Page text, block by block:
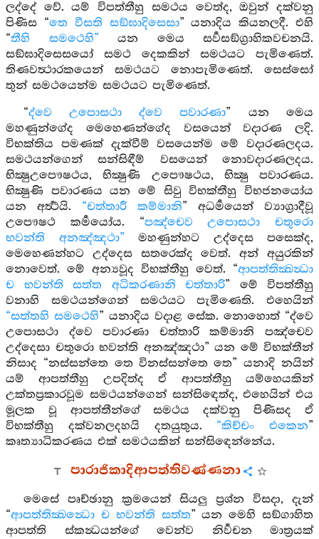
ලද්දේ වේ. යම් විපත්තීහු සමථය වෙත්ද, ඔවුන් දක්වනු
පිණිස “තෙ වීසති සඞ්ඝාදිසෙසා” යනාදිය කියනලදී. එහි
“තීහි සමථෙහි” යන මෙය සර්‍වසඞ්ග්‍රාහිකවචනයි.
සඞ්ඝාදිසෙසයෝ සමථ දෙකකින් සමථයට පැමිණෙත්.
තිණවත්‍ථාරකයෙන් සමථයට නොපැමිණෙත්. සෙස්සෝ
තුන් සමථයෙන්ම සමථයට පැමිණෙත්.
“ද්වෙ උපොසථා ද්වෙ පවාරණා” යන මෙය
මහණුන්ගේද මෙහෙණන්ගේද වසයෙන් වදාරණ ලදි.
විභක්තිය පමණක් දැක්වීම් වසයෙන්ම මේ වදාරණලදය.
සමථයන්ගෙන් සන්සිඳීම් වසයෙන් නොවදාරණලදය.
භික්‍ෂුඋපෞෂථය, භික්‍ෂුණි උපෞෂථය, භික්‍ෂු පවාරණය.
භික්‍ෂුණි පවාරණය යන මේ සිවු විභක්තීහු විභජනයෝය
යන අර්‍ත්‍ථයි. “චත්තාරී කම්මානි” අධර්‍මයෙන් ව්‍යාග්‍රාදීවූ
උපෞෂථ කර්‍මයෝය. “පඤ්චෙව උපොසථා චතුරො
භවන්ති අනඤ්ඤථා” මහණුන්හට උද්දෙස පසෙක්ද,
මෙහෙණන්හට උද්දෙස සතරෙක්ද වෙත්. අන් අයුරකින්
නොවෙත්. මේ අන්‍යවූද විභක්තීහු වෙත්. “ආපත්තික්‍ඛන්‍ධා
ච භවන්ති සත්ත අධිකරණානි චත්තාරි” මේ විපත්තීහු
වනාහි සමථයන්ගෙන් සමථයට පැමිණෙති. එහෙයින්
“සත්තහි සමථෙහි” යනාදිය වදාළ සේක. නොහොත් “ද්වෙ
උපොසථා ද්වෙ පවාරණා චත්තාරි කම්මානි පඤ්චෙව
උද්දෙසා චතුරො භවන්ති අනඤ්ඤථා” යන මේ විභක්තීන්
නිසාද “නස්සන්තෙ තෙ විනස්සන්තෙ තෙ” යනාදි නයින්
යම් ආපත්තීහු උපදිත්ද ඒ ආපත්තීහු යම්හෙයකින්
උක්තප්‍රකාරවූම සමථයන්ගෙන් සන්සිඳෙත්ද, එහෙයින් එය
මූලක වූ ආපත්තීන්ගේ සමථය දක්වනු පිණිසද ඒ
විභක්තීහු දක්වනලදහයි දතයුතුය. “කිච්චං එකෙන”
කෘත්‍යාධිකරණය එක් සමථයකින් සන්සිඳෙන්නේය.
පාරාජිකාදිආපත්තිවණ්ණනා
මෙසේ පෘච්ඡානු ක්‍රමයෙන් සියලු ප්‍රශ්න විසදා, දැන්
“ආපත්තික්‍ඛන්‍ධො ච භවන්ති සත්ත” යන මෙහි සඞ්ගාහිත
ආපත්ති ස්කන්‍ධයන්ගේ වෙන්ව නිර්‍වචන මාත්‍රයක්